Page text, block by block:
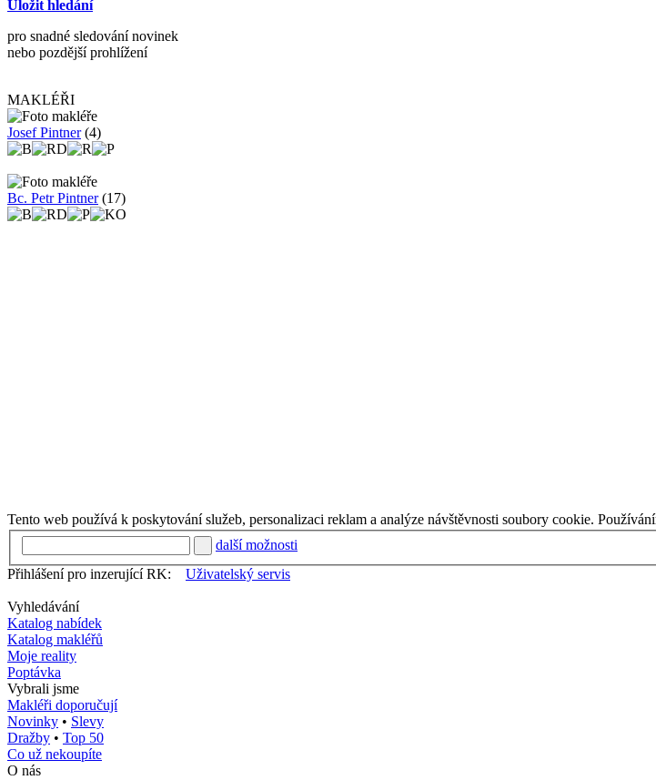
Uložit hledání
pro snadné sledování novinek
nebo pozdější prohlížení
MAKLÉŘI
Josef Pintner(4)
Bc. Petr Pintner(17)
Tento web používá k poskytování služeb, personalizaci reklam a analýze návštěvnosti soubory cookie.
další možnosti
Přihlášení pro inzerující RK:
Uživatelský servis
Vyhledávání
Katalog nabídek
Katalog makléřů
Moje reality
Poptávka
Vybrali jsme
Makléři doporučují
Novinky • Slevy
Dražby • Top 50
Co už nekoupíte
O nás